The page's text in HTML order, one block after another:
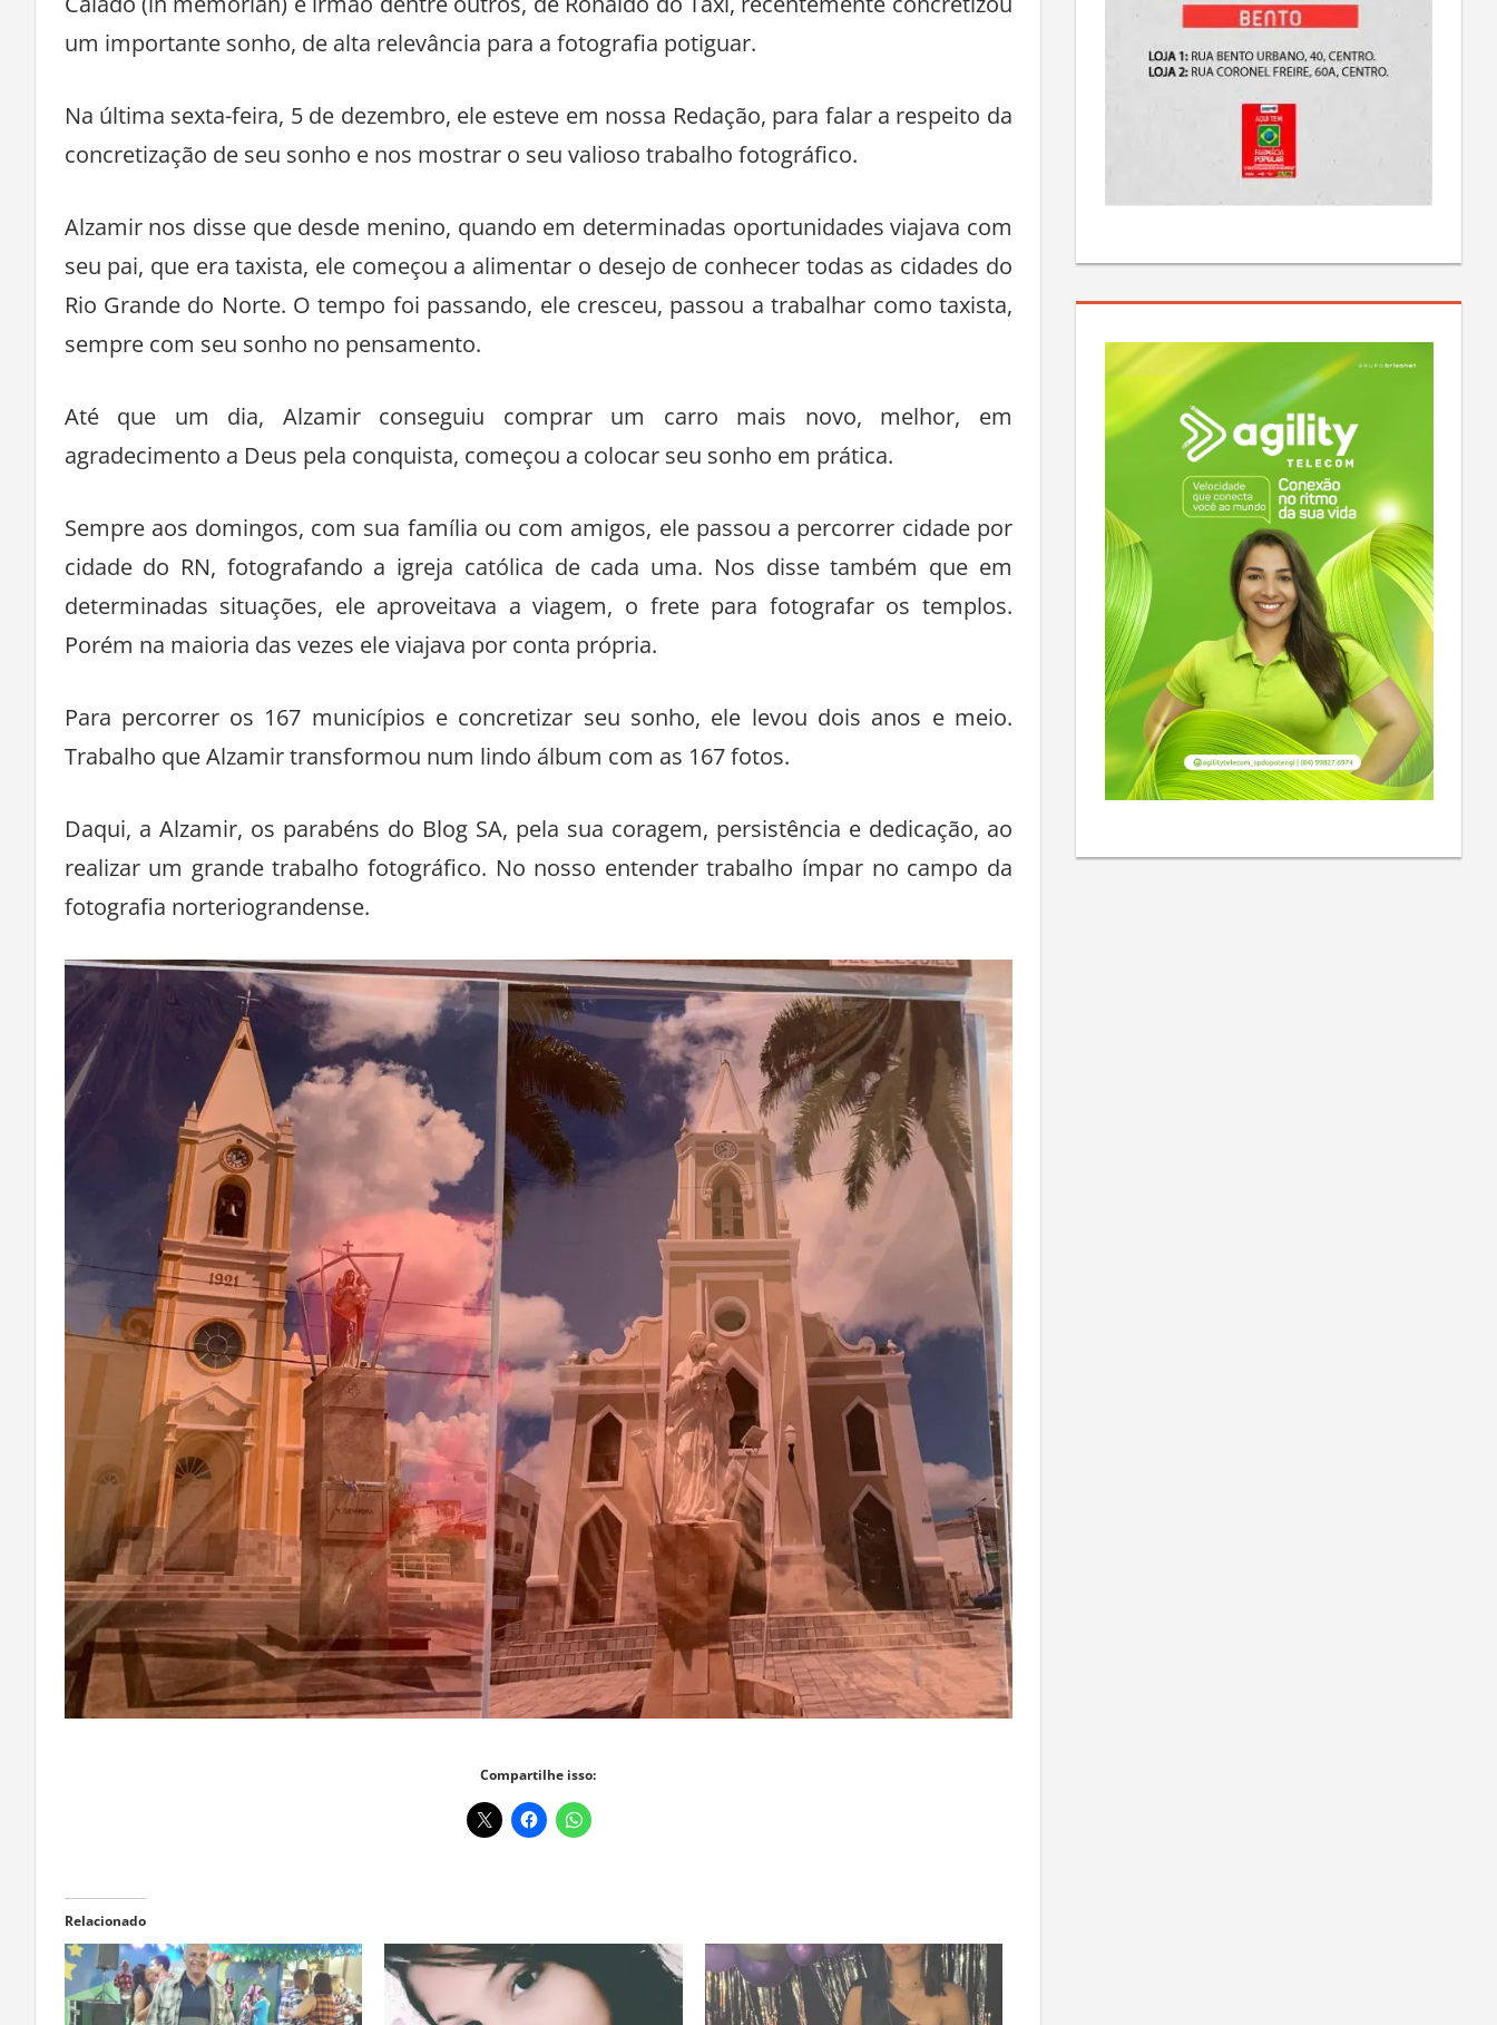
Calado (in memorian) e irmão dentre outros, de Ronaldo do Taxi, recentemente concretizou
um importante sonho, de alta relevância para a fotografia potiguar.
Na última sexta-feira, 5 de dezembro, ele esteve em nossa Redação, para falar a respeito da
concretização de seu sonho e nos mostrar o seu valioso trabalho fotográfico.
Alzamir nos disse que desde menino, quando em determinadas oportunidades viajava com
seu pai, que era taxista, ele começou a alimentar o desejo de conhecer todas as cidades do
Rio Grande do Norte. O tempo foi passando, ele cresceu, passou a trabalhar como taxista,
sempre com seu sonho no pensamento.
Até que um dia, Alzamir conseguiu comprar um carro mais novo, melhor, em
agradecimento a Deus pela conquista, começou a colocar seu sonho em prática.
Sempre aos domingos, com sua família ou com amigos, ele passou a percorrer cidade por
cidade do RN, fotografando a igreja católica de cada uma. Nos disse também que em
determinadas situações, ele aproveitava a viagem, o frete para fotografar os templos.
Porém na maioria das vezes ele viajava por conta própria.
Para percorrer os 167 municípios e concretizar seu sonho, ele levou dois anos e meio.
Trabalho que Alzamir transformou num lindo álbum com as 167 fotos.
Daqui, a Alzamir, os parabéns do Blog SA, pela sua coragem, persistência e dedicação, ao
realizar um grande trabalho fotográfico. No nosso entender trabalho ímpar no campo da
fotografia norteriograndense.
Compartilhe isso: